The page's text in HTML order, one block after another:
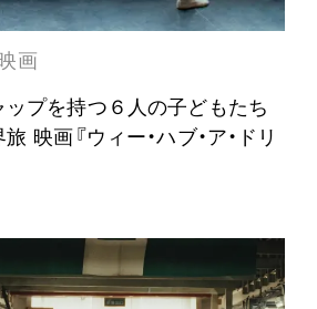
画
プを持つ６人の子どもたち
映画『ウィー・ハブ・ア・ドリ